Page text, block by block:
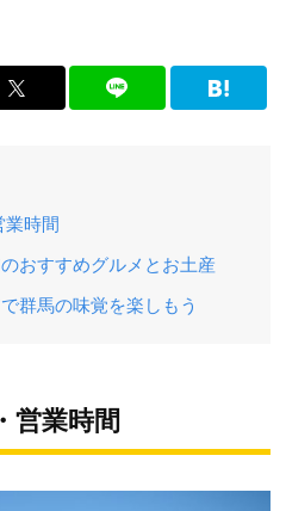
業時間
おすすめグルメとお土産
群馬の味覚を楽しもう
営業時間